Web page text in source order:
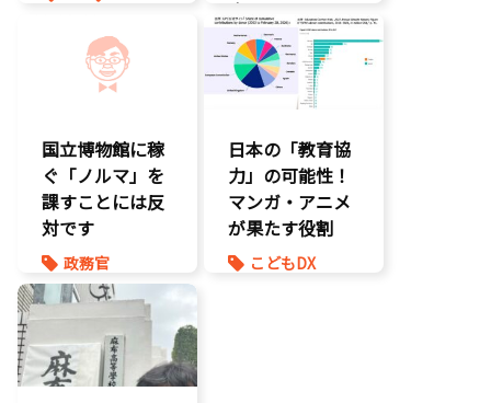
製造業
応』とは
環境部会
国立博物館に稼
ぐ「ノルマ」を
課すことには反
対です
政務官
知的財産
日本の「教育協
力」の可能性！
マンガ・アニメ
が果たす役割
こどもDX